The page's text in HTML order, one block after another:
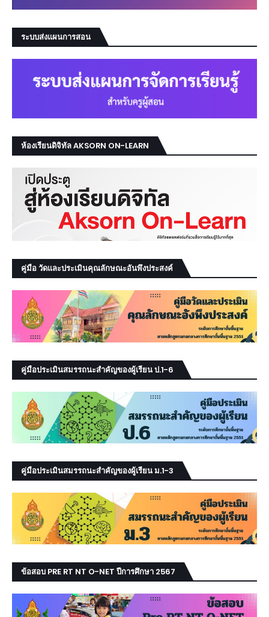
ระบบส่งแผนการสอน
ห้องเรียนดิจิทัล AKSORN ON-LEARN
คู่มือ วัดและประเมินคุณลักษณะอันพึงประสงค์
คู่มือประเมินสมรรถนะสำคัญของผู้เรียน ป.1-6
คู่มือประเมินสมรรถนะสำคัญของผู้เรียน ม.1-3
ข้อสอบ PRE RT NT O-NET ปีการศึกษา 2567